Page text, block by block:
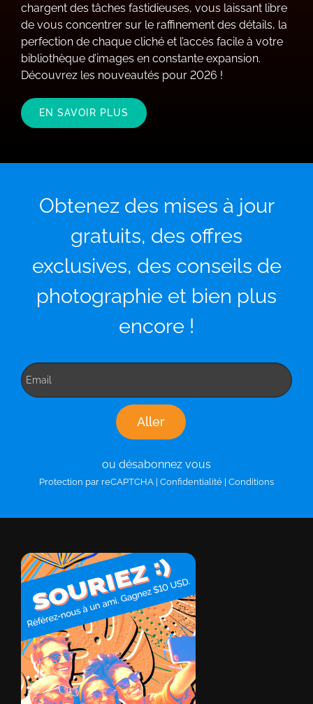
chargent des tâches fastidieuses, vous laissant libre
de vous concentrer sur le raffinement des détails, la
perfection de chaque cliché et l’accès facile à votre
bibliothèque d’images en constante expansion.
Découvrez les nouveautés pour 2026 !
EN SAVOIR PLUS
Obtenez des mises à jour
gratuits, des offres
exclusives, des conseils de
photographie et bien plus
encore !
ou désabonnez vous
Protection par reCAPTCHA | Confidentialité Conditions